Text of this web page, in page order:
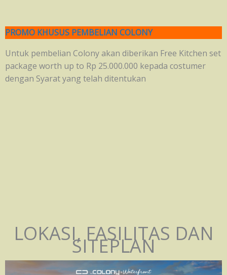
PROMO KHUSUS PEMBELIAN COLONY
Untuk pembelian Colony akan diberikan Free Kitchen set
package worth up to Rp 25.000.000 kepada costumer
dengan Syarat yang telah ditentukan
LOKASI, FASILITAS DAN
SITEPLAN